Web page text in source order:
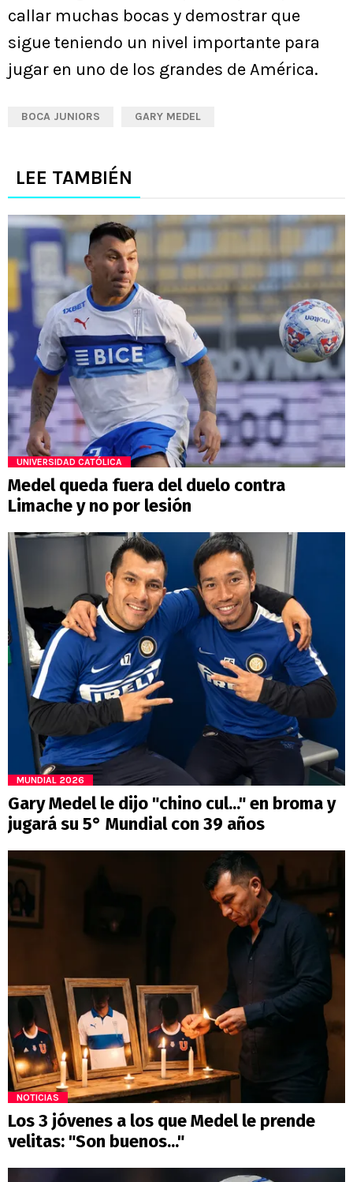
callar muchas bocas y demostrar que
sigue teniendo un nivel importante para
jugar en uno de los grandes de América.
BOCA JUNIORS GARY MEDEL
LEE TAMBIÉN
UNIVERSIDAD CATÓLICA
Medel queda fuera del duelo contra
Limache y no por lesión
MUNDIAL 2026
Gary Medel le dijo "chino cul..." en broma y
jugará su 5° Mundial con 39 años
NOTICIAS
Los 3 jóvenes a los que Medel le prende
velitas: "Son buenos..."